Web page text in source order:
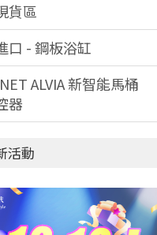
貨區
口 - 鋼板浴缸
ALVIA 新智能馬桶
器
活動